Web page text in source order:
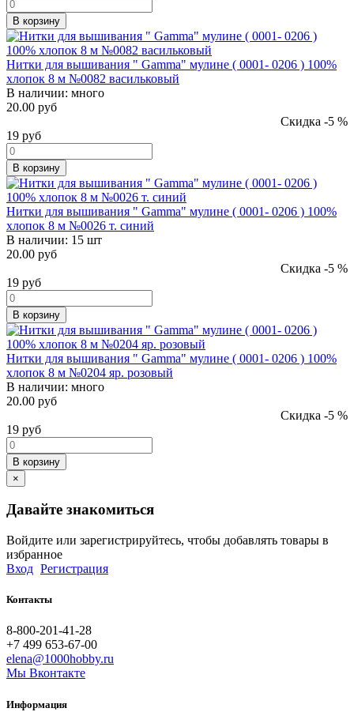
В корзину
Нитки для вышивания " Gamma" мулине ( 0001- 0206 ) 100%
хлопок 8 м №0082 васильковый
В наличии: много
20.00 руб
Скидка -5 %
19 руб
В корзину
Нитки для вышивания " Gamma" мулине ( 0001- 0206 ) 100%
хлопок 8 м №0026 т. синий
В наличии: 15 шт
20.00 руб
Скидка -5 %
19 руб
В корзину
Нитки для вышивания " Gamma" мулине ( 0001- 0206 ) 100%
хлопок 8 м №0204 яр. розовый
В наличии: много
20.00 руб
Скидка -5 %
19 руб
В корзину
×
Давайте знакомиться
Войдите или зарегистрируйтесь, чтобы добавлять товары в
избранное
Вход Регистрация
Контакты
8-800-201-41-28
+7 499 653-67-00
elena@1000hobby.ru
Мы Вконтакте
Информация